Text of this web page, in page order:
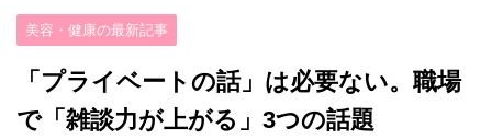
美容・健康の最新記事
「プライベートの話」は必要ない。職場
で「雑談力が上がる」3つの話題